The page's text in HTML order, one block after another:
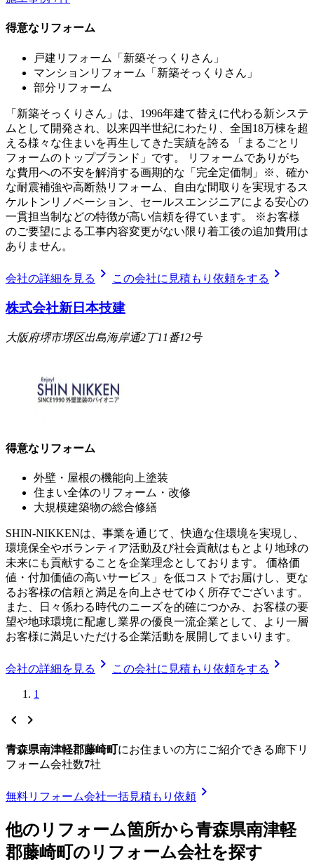
得意なリフォーム
戸建リフォーム「新築そっくりさん」
マンションリフォーム「新築そっくりさん」
部分リフォーム
「新築そっくりさん」は、1996年建て替えに代わる新システ
ムとして開発され、以来四半世紀にわたり、全国18万棟を超
える様々な住まいを再生してきた実績を誇る 「まるごとリ
フォームのトップブランド」です。 リフォームでありがち
な費用への不安を解消する画期的な「完全定価制」※、確か
な耐震補強や高断熱リフォーム、自由な間取りを実現するス
ケルトンリノベーション、セールスエンジニアによる安心の
一貫担当制などの特徴が高い信頼を得ています。 ※お客様
のご要望による工事内容変更がない限り着工後の追加費用は
ありません。
会社の詳細を見る chevron_right この会社に見積もり依頼をする chevron_right
株式会社新日本技建
大阪府堺市堺区出島海岸通2丁11番12号
得意なリフォーム
外壁・屋根の機能向上塗装
住まい全体のリフォーム・改修
大規模建築物の総合修繕
SHIN-NIKKENは、事業を通じて、快適な住環境を実現し、
環境保全やボランティア活動及び社会貢献はもとより地球の
未来にも貢献することを企業理念としております。 価格価
値・付加価値の高いサービス」を低コストでお届けし、更な
るお客様の信頼と満足を向上させてゆく所存でございます。
また、日々係わる時代のニーズを的確につかみ、お客様の要
望や地球環境に配慮し業界の優良一流企業として、より一層
お客様に満足いただける企業活動を展開してまいります。
会社の詳細を見る chevron_right この会社に見積もり依頼をする chevron_right
1
chevron_left chevron_right
青森県南津軽郡藤崎町 にお住まいの方にご紹介できる廊下リ
フォーム会社数7社
無料リフォーム会社一括見積もり依頼 chevron_right
他のリフォーム箇所から青森県南津軽
郡藤崎町 のリフォーム会社を探す